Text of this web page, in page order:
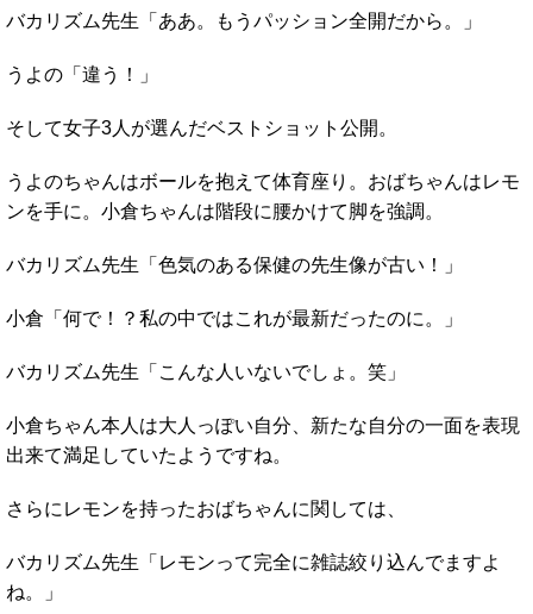
バカリズム先生「ああ。もうパッション全開だから。」
うよの「違う！」
そして女子3人が選んだベストショット公開。
うよのちゃんはボールを抱えて体育座り。おばちゃんはレモ
ンを手に。小倉ちゃんは階段に腰かけて脚を強調。
バカリズム先生「色気のある保健の先生像が古い！」
小倉「何で！？私の中ではこれが最新だったのに。」
バカリズム先生「こんな人いないでしょ。笑」
小倉ちゃん本人は大人っぽい自分、新たな自分の一面を表現
出来て満足していたようですね。
さらにレモンを持ったおばちゃんに関しては、
バカリズム先生「レモンって完全に雑誌絞り込んでますよ
ね。」